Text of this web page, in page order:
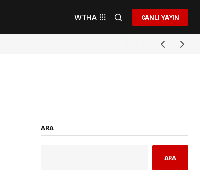
WTHA CANLI YAYIN
ARA
ARA